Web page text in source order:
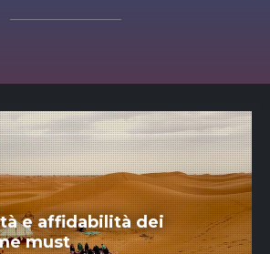
e affidabilità dei
must